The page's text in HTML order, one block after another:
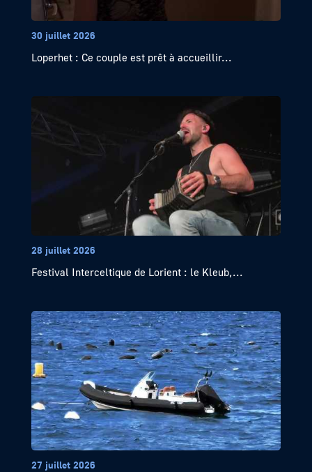
30 juillet 2026
Loperhet : Ce couple est prêt à accueillir...
28 juillet 2026
Festival Interceltique de Lorient : le Kleub,...
27 juillet 2026